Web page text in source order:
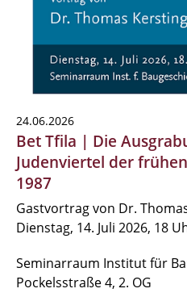
24.06.2026
Bet Tfila | Die
Judenviertel der
1987
Gastvortrag von Dr.
Dienstag, 14. Juli 2026, 18
Seminarraum Institut für
Pockelsstraße 4, 2. OG